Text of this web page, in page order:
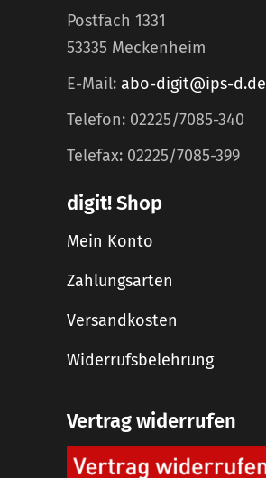
Postfach 1331
53335 Meckenheim
E-Mail: abo-digit@ips-d.de
Telefon: 02225/7085-340
Telefax: 02225/7085-399
digit! Shop
Mein Konto
Zahlungsarten
Versandkosten
Widerrufsbelehrung
Vertrag widerrufen